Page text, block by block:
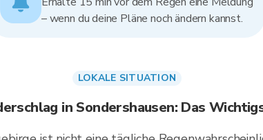
– wenn du deine Pläne noch ändern kannst.
LOKALE SITUATION
in Sondershausen: Das